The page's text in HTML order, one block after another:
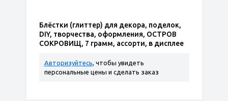
Блёстки (глиттер) для декора, поделок,
DIY, творчества, оформления, ОСТРОВ
СОКРОВИЩ, 7 грамм, ассорти, в дисплее
Авторизуйтесь, чтобы увидеть
персональные цены и сделать заказ